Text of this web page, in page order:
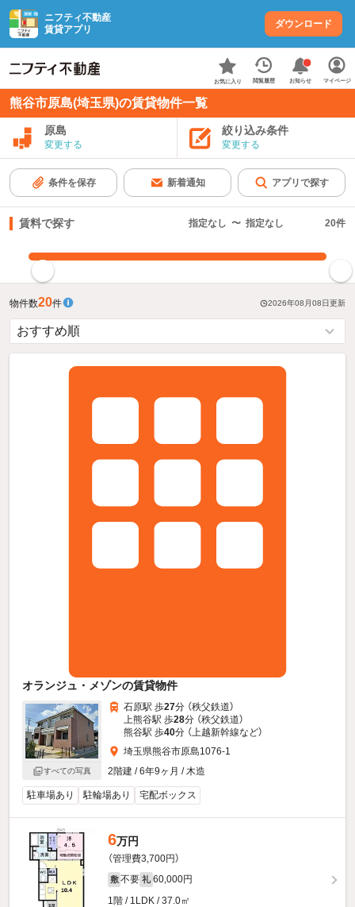
ニフティ不動産
賃貸アプリ
ダウンロード
お気に入り 閲覧履歴 お知らせ マイページ
熊谷市原島(埼玉県)の賃貸物件一覧
原島
変更する
絞り込み条件
変更する
条件を保存 新着通知 アプリで探す
賃料で探す 指定なし 〜 指定なし 20件
物件数20件 2026年08月08日更新
オランジュ・メゾンの賃貸物件
すべての写真
石原駅 歩27分 （秩父鉄道）
上熊谷駅 歩28分 （秩父鉄道）
熊谷駅 歩40分 （上越新幹線など）
埼玉県熊谷市原島1076-1
2階建 / 6年9ヶ月 / 木造
駐車場あり 駐輪場あり 宅配ボックス
6万円
（管理費3,700円）
敷 不要 礼 60,000円
1階 / 1LDK / 37.0㎡